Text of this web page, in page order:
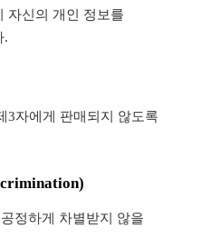
자신의 개인 정보를
.
3자에게 판매되지 않도록
정하게 차별받지 않을